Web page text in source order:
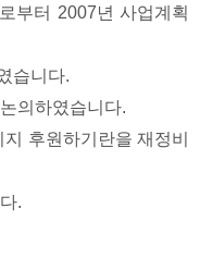
부터 2007년 사업계획
습니다.
의하였습니다.
후원하기란을 재정비
.